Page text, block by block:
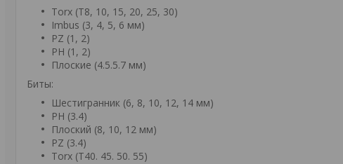
Torx (T8, 10, 15, 20, 25, 30)
Imbus (3, 4, 5, 6 мм)
PZ (1, 2)
PH (1, 2)
Плоские (4.5.5.7 мм)
Биты:
Шестигранник (6, 8, 10, 12, 14 мм)
PH (3.4)
Плоский (8, 10, 12 мм)
PZ (3.4)
Torx (T40. 45. 50. 55)